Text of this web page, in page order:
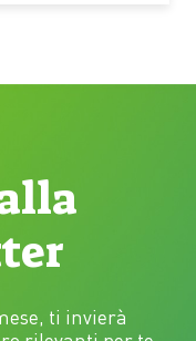
ti invierà